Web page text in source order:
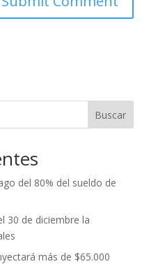
Buscar
del 80% del sueldo de
30 de diciembre la
más de $65.000